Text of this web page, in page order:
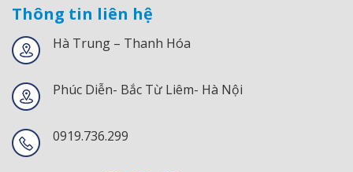
Thông tin liên hệ
Hà Trung – Thanh Hóa
Phúc Diễn- Bắc Từ Liêm- Hà Nội
0919.736.299